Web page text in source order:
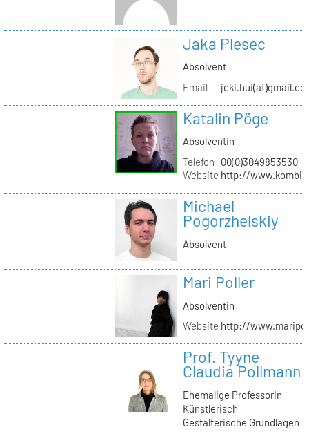
Jaka Plesec
Absolvent
Email
Katalin Pöge
Absolventin
Telefon
00(0)3049853530
Website http://
Michael
Pogorzhelskiy
Absolvent
Mari Poller
Absolventin
Website http://
Prof. Tyyne
Claudia Pollmann
Ehemalige Professorin
Künstlerisch
Gestalterische Grundlagen